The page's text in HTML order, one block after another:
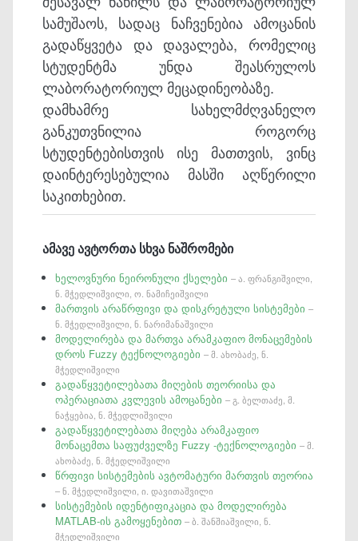
სამუშაოს, სადაც ნაჩვენებია ამოცანის
გადაწყვეტა და დავალება, რომელიც
სტუდენტმა უნდა შეასრულოს
ლაბორატორიულ მეცადინეობაზე.
დამხამრე სახელმძღვანელო
განკუთვნილია როგორც
სტუდენტებისთვის ისე მათთვის, ვინც
დაინტერესებულია მასში აღწერილი
საკითხებით.
ამავე ავტორთა სხვა ნაშრომები
ხელოვნური ნეირონული ქსელები– ა. ფრანგიშვილი,
ნ. მჭედლიშვილი, ო. ნამიჩეიშვილი
მართვის არაწრფივი და დისკრეტული სისტემები–
ნ. მჭედლიშვილი, ნ. ნარიმანაშვილი
მოდელირება და მართვა არამკაფიო მონაცემების
დროს Fuzzy ტექნოლოგიები– მ. ახობაძე, ნ.
მჭედლიშვილი
გადაწყვეტილებათა მიღების თეორიისა და
ოპერაციათა კვლევის ამოცანები– გ. ბელთაძე, მ.
ნაჭყებია, ნ. მჭედლიშვილი
გადაწყვეტილებათა მიღება არამკაფიო
მონაცემთა საფუძველზე Fuzzy -ტექნოლოგიები– მ.
ახობაძე, ნ. მჭედლიშვილი
წრფივი სისტემების ავტომატური მართვის თეორია
– ნ. მჭედლიშვილი, ი. დავითაშვილი
სისტემების იდენტიფიკაცია და მოდელირება
MATLAB-ის გამოყენებით– ბ. შანშიაშვილი, ნ.
მჭედლიშვილი